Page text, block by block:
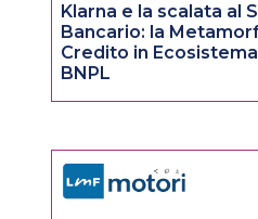
Klarna e la scalata al
Bancario: la
Credito in
BNPL